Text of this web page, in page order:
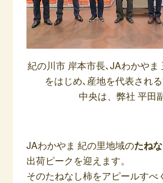
紀の川市 岸本市長､JAわかやま
をはじめ､産地を代表され
中央は、弊社 平田
JAわかやま 紀の里地域のたね
出荷ピークを迎えます。
そのたねなし柿をアピールすべ